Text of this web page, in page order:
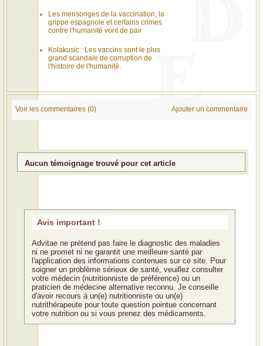
Les mensonges de la vaccination, la
grippe espagnole et certains crimes
contre l'humanité vont de pair
Kolakusic : Les vaccins sont le plus
grand scandale de corruption de
l'histoire de l'humanité.
Voir les commentaires (0) Ajouter un commentaire
Aucun témoignage trouvé pour cet article
Avis important !
Advitae ne prétend pas faire le diagnostic des maladies
ni ne promet ni ne garantit une meilleure santé par
l'application des informations contenues sur ce site. Pour
soigner un problème sérieux de santé, veuillez consulter
votre médecin (nutritionniste de préférence) ou un
praticien de médecine alternative reconnu. Je conseille
d'avoir recours à un(e) nutritionniste ou un(e)
nutrithérapeute pour toute question pointue concernant
votre nutrition ou si vous prenez des médicaments.